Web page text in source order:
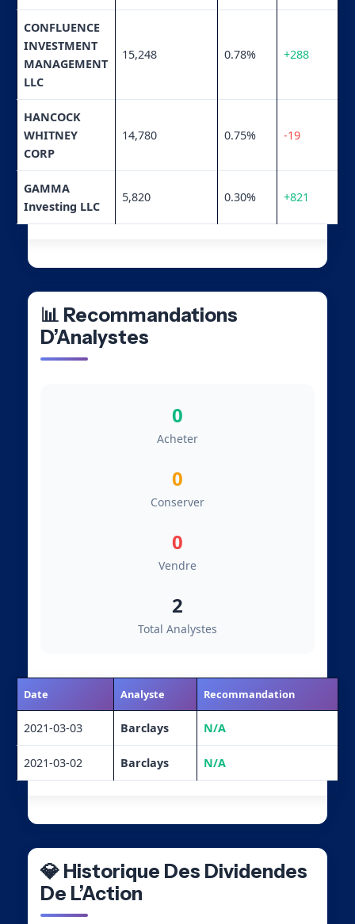
CONFLUENCE
INVESTMENT
MANAGEMENT
LLC
15,248 0.78% +288
HANCOCK
WHITNEY
CORP
14,780 0.75% -19
GAMMA
Investing LLC
5,820 0.30% +821
📊 Recommandations
D’Analystes
0
Acheter
0
Conserver
0
Vendre
2
Total Analystes
Date Analyste Recommandation
2021-03-03 Barclays N/A
2021-03-02 Barclays N/A
💎 Historique Des Dividendes
De L’Action